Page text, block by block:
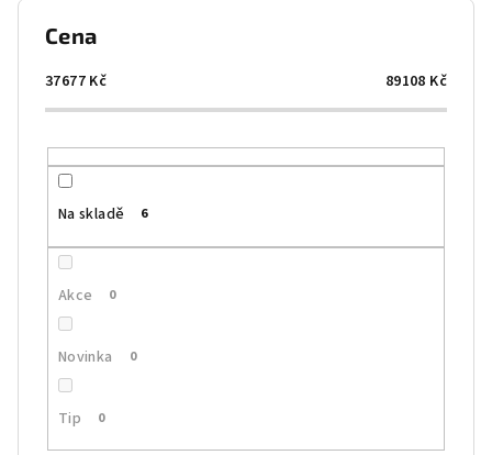
Cena
37677 Kč 89108 Kč
Na skladě 6
Akce 0
Novinka 0
Tip 0